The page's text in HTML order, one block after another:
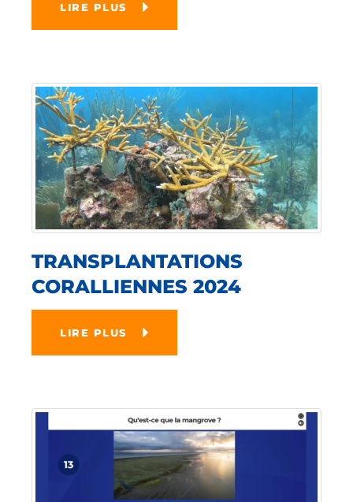
LIRE PLUS
TRANSPLANTATIONS
CORALLIENNES 2024
LIRE PLUS